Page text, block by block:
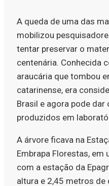
A queda de uma das
mobilizou
tentar preservar o
centenária. Conhecida
araucária que tombou
catarinense, era
Brasil e agora pode dar
produzidos em
A árvore ficava na
Embrapa Florestas, em
com a estação da
altura e 2,45 metros